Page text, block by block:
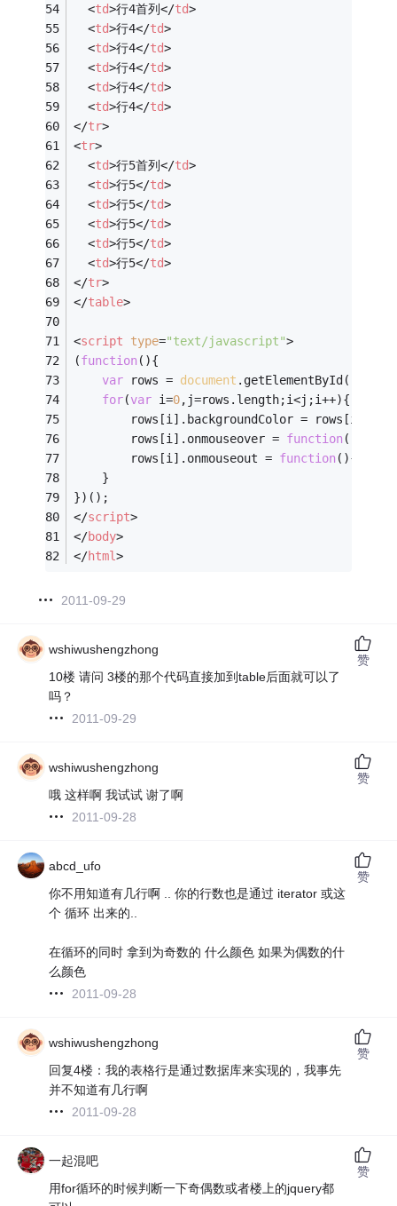
<td>行4首列</td>
<td>行4</td>
<td>行4</td>
<td>行4</td>
<td>行4</td>
<td>行4</td>
</tr>
<tr>
<td>行5首列</td>
<td>行5</td>
<td>行5</td>
<td>行5</td>
<td>行5</td>
<td>行5</td>
</tr>
</table>
<script type="text/javascript">
(function( ){
var rows = document .getElementById(
for(var i=0,j=rows.length;i<j;i++){
rows[i].backgroundColor =
        rows[i].onmouseover =
function(
        rows[i].onmouseout =
function( ){
    }
})();
</script>
</body>
</html>
2011-09-29
wshiwushengzhong
10楼 请问 3楼的那个代码直接加到table后面就可以了
吗？
2011-09-29
赞
wshiwushengzhong
哦 这样啊 我试试 谢了啊
2011-09-28
赞
abcd_ufo
你不用知道有几行啊 .. 你的行数也是通过 iterator 或这
个 循环 出来的..
在循环的同时 拿到为奇数的 什么颜色 如果为偶数的什
么颜色
2011-09-28
赞
wshiwushengzhong
回复4楼：我的表格行是通过数据库来实现的，我事先
并不知道有几行啊
2011-09-28
赞
一起混吧
用for循环的时候判断一下奇偶数或者楼上的jquery都
赞